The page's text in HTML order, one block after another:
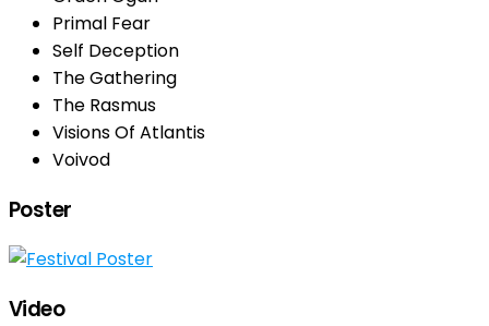
Primal Fear
Self Deception
The Gathering
The Rasmus
Visions Of Atlantis
Voivod
Poster
Video